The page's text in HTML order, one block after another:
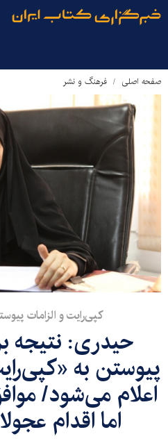
صفحه اصلی فرهنگ و نشر
کپی‌رایت و الزامات
حیدری: نتیجه
پیوستن به
اعلام می‌شود/
اما اقدام